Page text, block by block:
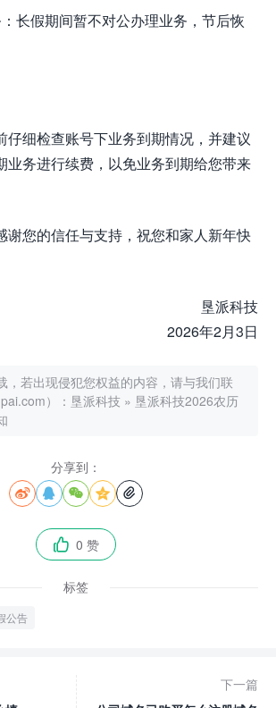
长假期间暂不对公办理业务，节后恢
仔细检查账号下业务到期情况，并建议
业务进行续费，以免业务到期给您带来
谢您的信任与支持，祝您和家人新年快
垦派科技
2026年2月3日
，若出现侵犯您权益的内容，请与我们联
）： 垦派科技 » 垦派科技2026农历
分享到：
    
 0 赞
标签
公告
下一篇